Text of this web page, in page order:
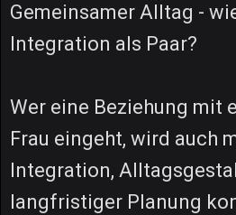
Gemeinsamer Alltag -
Integration als Paar?
Wer eine Beziehung mit
Frau eingeht, wird auch
Integration,
langfristiger Planung